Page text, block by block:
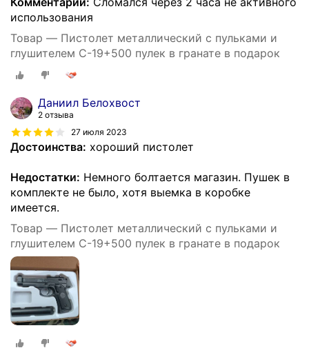
использования
Товар — Пистолет металлический с пульками и
глушителем C-19+500 пулек в гранате в подарок
Даниил Белохвост
2 отзыва
27 июля 2023
Достоинства: хороший пистолет
Недостатки: Немного болтается магазин. Пушек в
комплекте не было, хотя выемка в коробке
имеется.
Товар — Пистолет металлический с пульками и
глушителем C-19+500 пулек в гранате в подарок